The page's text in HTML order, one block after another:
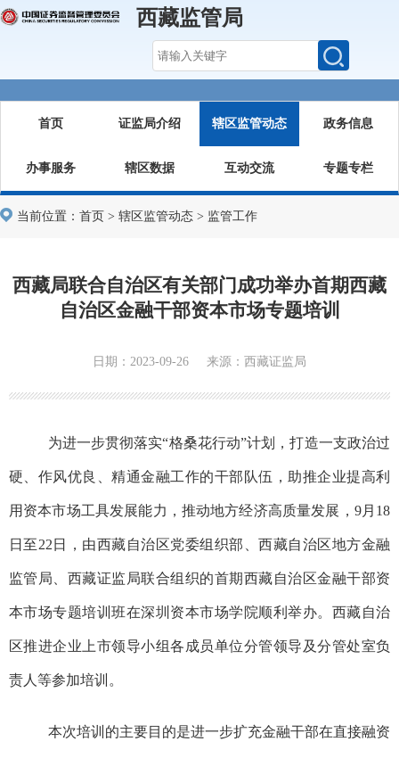
西藏监管局
首页 证监局介绍 辖区监管动态 政务信息
办事服务 辖区数据 互动交流 专题专栏
当前位置： 首页 > 辖区监管动态 > 监管工作
西藏局联合自治区有关部门成功举办首期西藏
自治区金融干部资本市场专题培训
日期：2023-09-26 来源：西藏证监局
为进一步贯彻落实“格桑花行动”计划，打造一支政治过
硬、作风优良、精通金融工作的干部队伍，助推企业提高利
用资本市场工具发展能力，推动地方经济高质量发展， 9月18
日至22日，由西藏自治区党委组织部、西藏自治区地方金融
监管局、西藏证监局联合组织的首期西藏自治区金融干部资
本市场专题培训班在深圳资本市场学院顺利举办。西藏自治
区推进企业上市领导小组各成员单位分管领导及分管处室负
责人等参加培训。
本次培训的主要目的是进一步扩充金融干部在直接融资